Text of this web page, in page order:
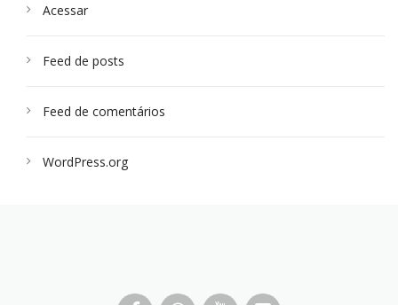
Acessar
Feed de posts
Feed de comentários
WordPress.org